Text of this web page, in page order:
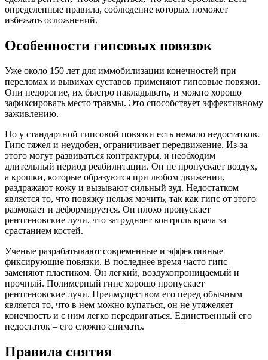
определенные правила, соблюдение которых поможет
избежать осложнений.
Особенности гипсовых повязок
Уже около 150 лет для иммобилизации конечностей при
переломах и вывихах суставов применяют гипсовые повязки.
Они недорогие, их быстро накладывать, и можно хорошо
зафиксировать место травмы. Это способствует эффективному
заживлению.
Но у стандартной гипсовой повязки есть немало недостатков.
Гипс тяжел и неудобен, ограничивает передвижение. Из-за
этого могут развиваться контрактуры, и необходим
длительный период реабилитации. Он не пропускает воздух,
а крошки, которые образуются при любом движении,
раздражают кожу и вызывают сильный зуд. Недостатком
является то, что повязку нельзя мочить, так как гипс от этого
размокает и деформируется. Он плохо пропускает
рентгеновские лучи, что затрудняет контроль врача за
срастанием костей.
Ученые разрабатывают современные и эффективные
фиксирующие повязки. В последнее время часто гипс
заменяют пластиком. Он легкий, воздухопроницаемый и
прочный. Полимерный гипс хорошо пропускает
рентгеновские лучи. Преимуществом его перед обычным
является то, что в нем можно купаться, он не утяжеляет
конечность и с ним легко передвигаться. Единственный его
недостаток – его сложно снимать.
Правила снятия